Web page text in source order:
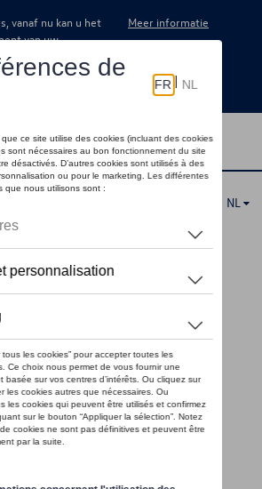
vanaf nu kan u het
van uw
in de online
besteld
Meer informatie
NL
> Kleding
"R" logo, zwart - M